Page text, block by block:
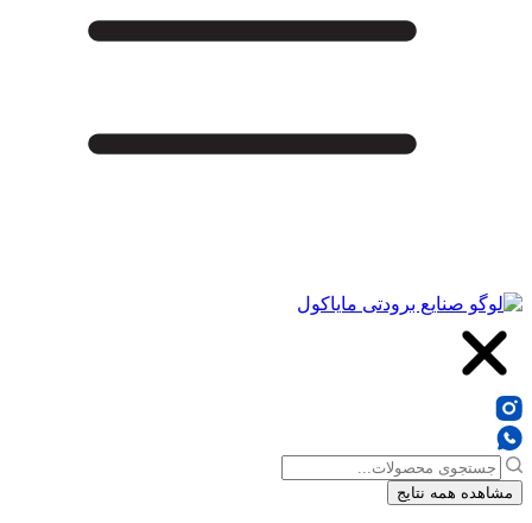
جستجو
...مشاهده همه نتایج